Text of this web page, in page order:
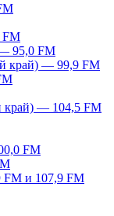
FM
95,0 FM
край) — 99,9 FM
край) — 104,5 FM
FM
и 107,9 FM